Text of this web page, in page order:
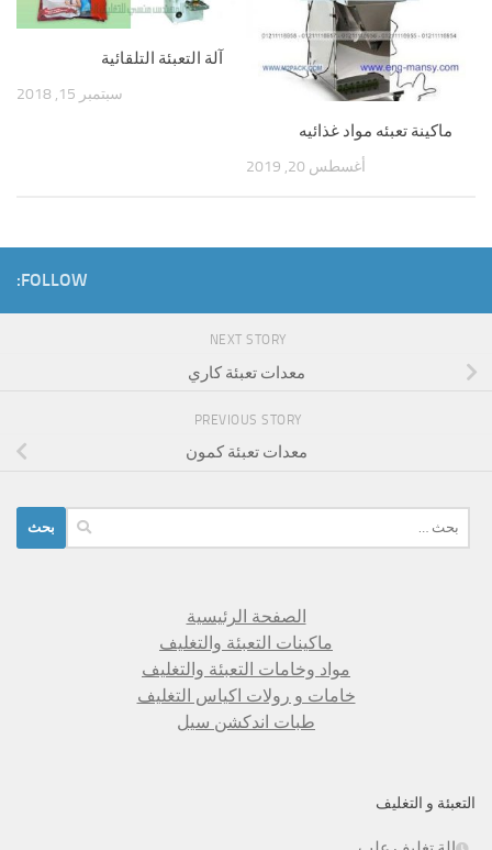
آلة التعبئة التلقائية
سبتمبر 15, 2018
ماكينة تعبئه مواد غذائيه
أغسطس 20, 2019
FOLLOW:
NEXT STORY
معدات تعبئة كاري
PREVIOUS STORY
معدات تعبئة كمون
عن:
الصفحة الرئيسية
ماكينات التعبئة والتغليف
مواد وخامات التعبئة والتغليف
خامات و رولات اكياس التغليف
طبات اندكشن سيل
التعبئة و التغليف